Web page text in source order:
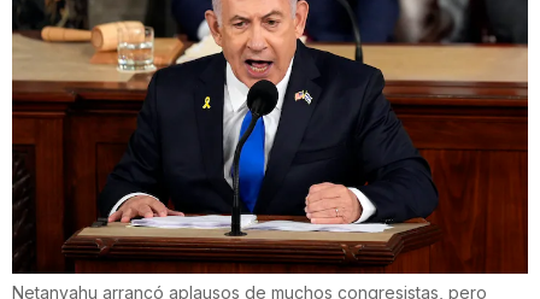
Netanyahu arrancó aplausos de muchos congresistas, pero